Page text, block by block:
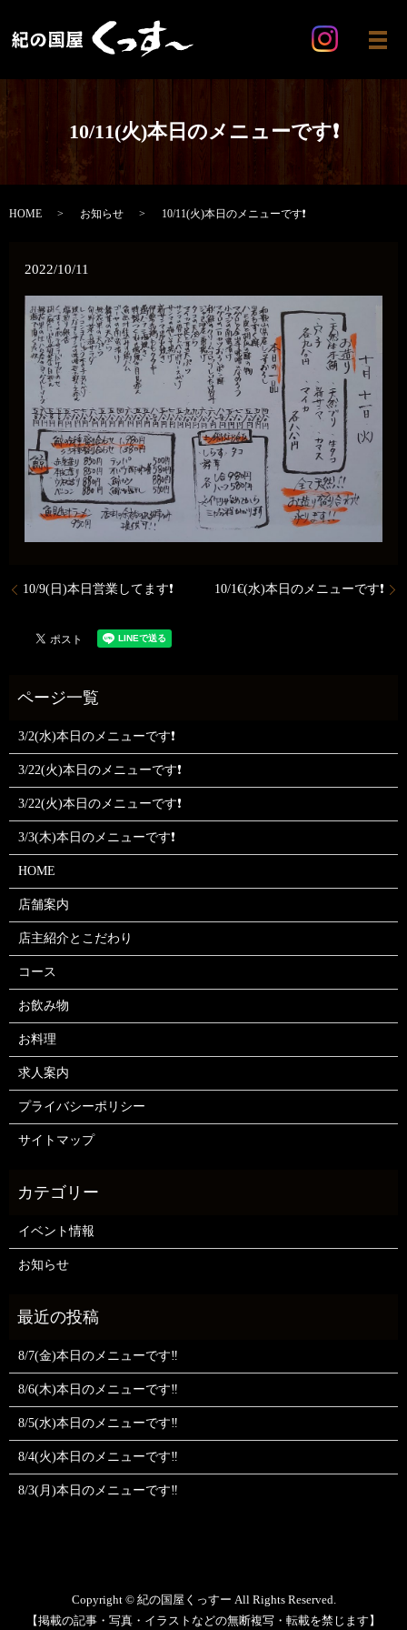
メ
10/11(火)本日のメニューです❗
HOME お知らせ 10/11(火)本日のメニューです❗
2022/10/11
10/9(日)本日営業してます❗ 10/1€(水)本日のメニューです❗
3/2(水)本日のメニューです❗
3/22(火)本日のメニューです❗
3/22(火)本日のメニューです❗
3/3(木)本日のメニューです❗
HOME
店舗案内
店主紹介とこだわり
コース
お飲み物
お料理
求人案内
プライバシーポリシー
サイトマップ
イベント情報
お知らせ
8/7(金)本日のメニューです‼️
8/6(木)本日のメニューです‼️
8/5(水)本日のメニューです‼️
8/4(火)本日のメニューです‼️
8/3(月)本日のメニューです‼️
Copyright © 紀の国屋くっすー All Rights Reserved.
【掲載の記事・写真・イラストなどの無断複写・転載を禁じます】